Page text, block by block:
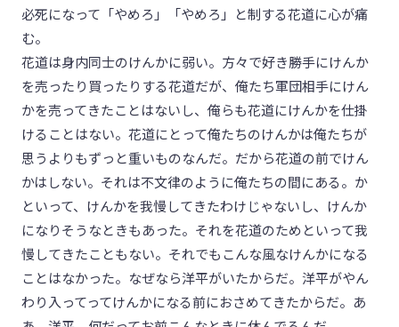
必死になって「やめろ」「やめろ」と制する花道に心が痛
む。
花道は身内同士のけんかに弱い。方々で好き勝手にけんか
を売ったり買ったりする花道だが、俺たち軍団相手にけん
かを売ってきたことはないし、俺らも花道にけんかを仕掛
けることはない。花道にとって俺たちのけんかは俺たちが
思うよりもずっと重いものなんだ。だから花道の前でけん
かはしない。それは不文律のように俺たちの間にある。か
といって、けんかを我慢してきたわけじゃないし、けんか
になりそうなときもあった。それを花道のためといって我
慢してきたこともない。それでもこんな風なけんかになる
ことはなかった。なぜなら洋平がいたからだ。洋平がやん
わり入ってってけんかになる前におさめてきたからだ。あ